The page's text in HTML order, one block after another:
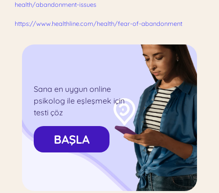
health/abandonment-issues
https://www.healthline.com/health/fear-of-abandonment
Sana en uygun online
psikolog ile eşleşmek için
testi çöz
BAŞLA